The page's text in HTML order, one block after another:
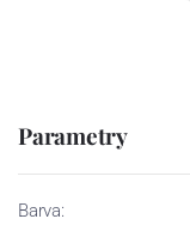
Parametry
Barva: